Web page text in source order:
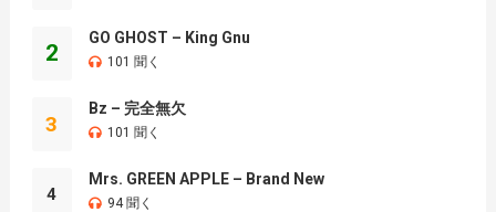
2
GO GHOST – King Gnu
101 聞く
3
Bz – 完全無欠
101 聞く
4
Mrs. GREEN APPLE – Brand New
94 聞く